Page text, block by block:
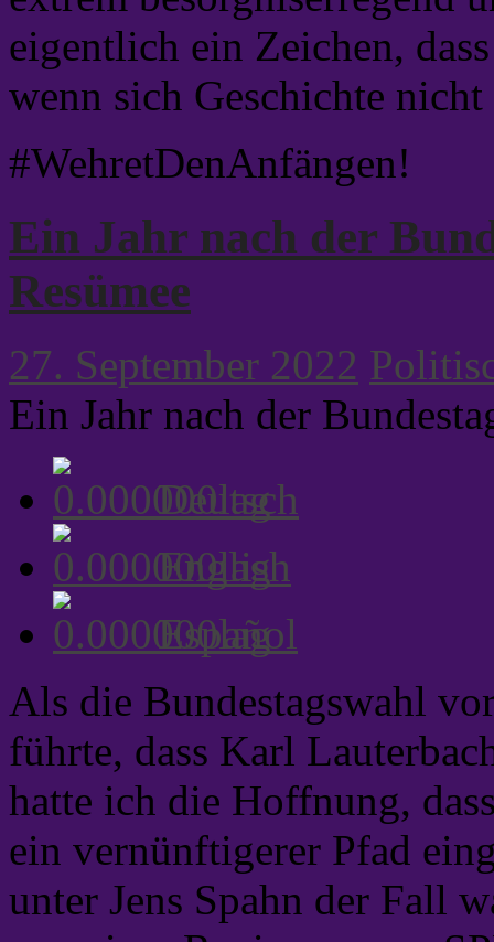
eigentlich ein Zeichen,
wenn sich Geschichte
#WehretDenAnfängen!
Ein Jahr nach der
Resümee
27. September 2022
Ein Jahr nach der
Deutsch
English
Español
Als die Bundestagswahl
führte, dass Karl
hatte ich die Hoffnung,
ein vernünftigerer Pfad
unter Jens Spahn der Fall